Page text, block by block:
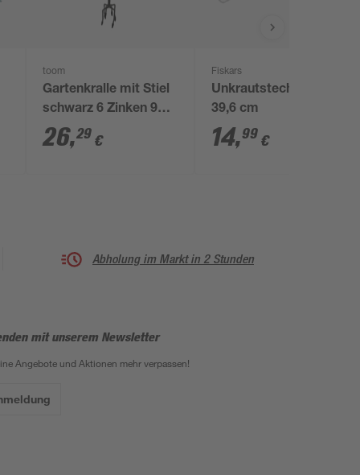
toom
Gartenkralle mit Stiel
schwarz 6 Zinken 90
cm
26,29 €
Fiskars
Unkrautstecher 'Xact'
39,6 cm
14,99 €
Abholung im Markt in 2 Stunden
mit unserem Newsletter
Angebote und Aktionen mehr verpassen!